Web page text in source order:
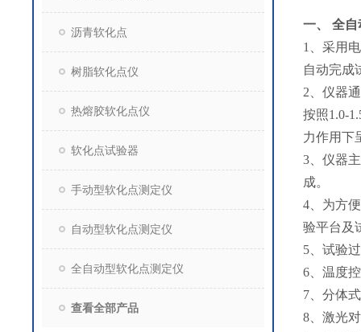
沥青软化点
树脂软化点仪
热熔胶软化点仪
软化点试验器
手动型软化点测定仪
自动型软化点测定仪
全自动型软化点测定仪
查看全部产品
一、
全自
1、采用
自动完成
2、仪器
按照1.0-
力作用下
3、仪器
成。
4、为方
验平台及
5、试验
6、温度
7、分体
8、激光